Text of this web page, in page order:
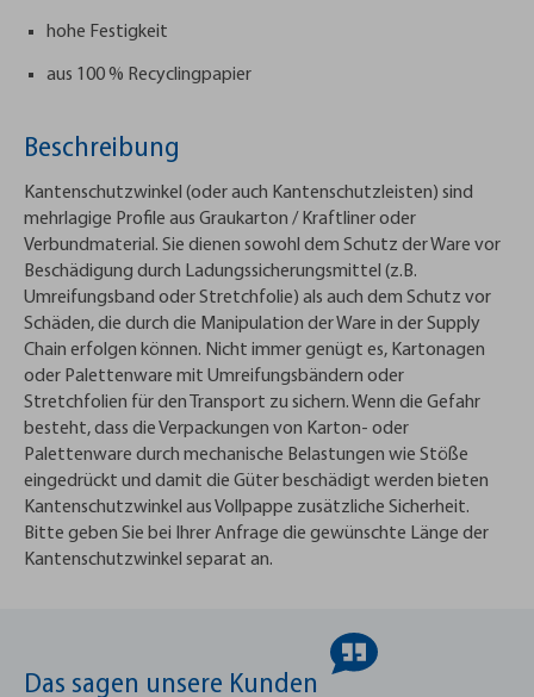
hohe Festigkeit
aus 100 % Recyclingpapier
Beschreibung
Kantenschutzwinkel (oder auch Kantenschutzleisten) sind
mehrlagige Profile aus Graukarton / Kraftliner oder
Verbundmaterial. Sie dienen sowohl dem Schutz der Ware vor
Beschädigung durch Ladungssicherungsmittel (z.B.
Umreifungsband oder Stretchfolie) als auch dem Schutz vor
Schäden, die durch die Manipulation der Ware in der Supply
Chain erfolgen können. Nicht immer genügt es, Kartonagen
oder Palettenware mit Umreifungsbändern oder
Stretchfolien für den Transport zu sichern. Wenn die Gefahr
besteht, dass die Verpackungen von Karton- oder
Palettenware durch mechanische Belastungen wie Stöße
eingedrückt und damit die Güter beschädigt werden bieten
Kantenschutzwinkel aus Vollpappe zusätzliche Sicherheit.
Bitte geben Sie bei Ihrer Anfrage die gewünschte Länge der
Kantenschutzwinkel separat an.
Das sagen unsere Kunden